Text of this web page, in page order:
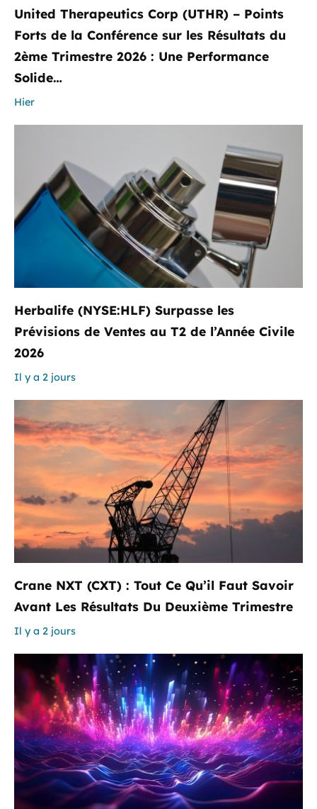
United Therapeutics Corp (UTHR) – Points
Forts de la Conférence sur les Résultats du
2ème Trimestre 2026 : Une Performance
Solide…
Hier
Herbalife (NYSE:HLF) Surpasse les
Prévisions de Ventes au T2 de l’Année Civile
2026
Il y a 2 jours
Crane NXT (CXT) : Tout Ce Qu’il Faut Savoir
Avant Les Résultats Du Deuxième Trimestre
Il y a 2 jours